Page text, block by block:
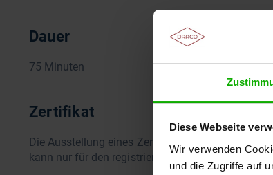
Diese Webseite
Wir verwenden
und die Zugriffe auf
Dauer
75 Minuten
Zertifikat
Die Ausstellung eines Zertifikates setzt die
kann nur für den registrierten Teilnehmer